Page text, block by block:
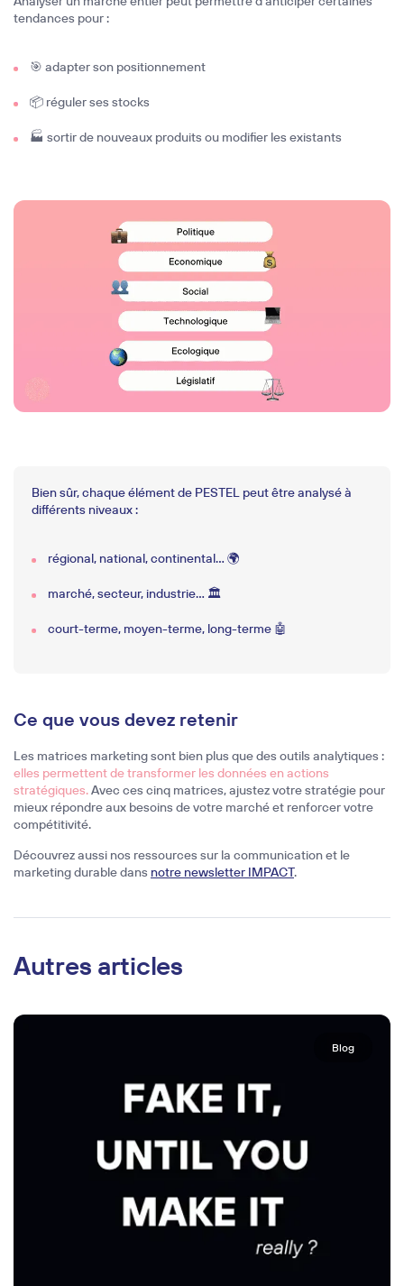
tendances pour :
🎯 adapter son positionnement
📦 réguler ses stocks
🏭 sortir de nouveaux produits ou modifier les existants
Bien sûr, chaque élément de PESTEL peut être analysé à
différents niveaux :
régional, national, continental… 🌍
marché, secteur, industrie… 🏛️
court-terme, moyen-terme, long-terme 🤖
Ce que vous devez retenir
Les matrices marketing sont bien plus que des outils analytiques :
elles permettent de transformer les données en actions
stratégiques.Avec ces cinq matrices, ajustez votre stratégie pour
mieux répondre aux besoins de votre marché et renforcer votre
compétitivité.
Découvrez aussi nos ressources sur la communication et le
marketing durable dans notre newsletter IMPACT.
Autres articles
Blog